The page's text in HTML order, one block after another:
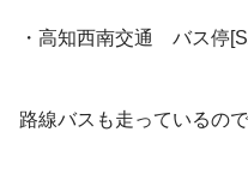
・高知西南交通 バス停
路線バスも走っているの